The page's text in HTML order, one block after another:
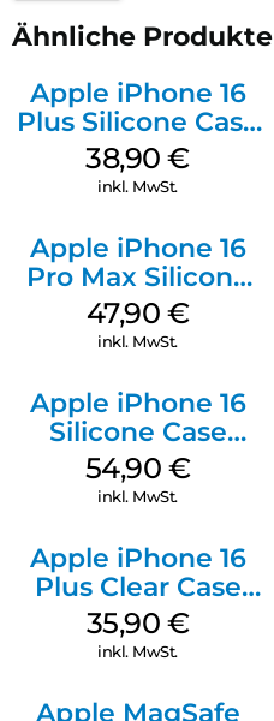
Ähnliche Produkte
Apple iPhone 16
Plus Silicone Case
MagSafe Denim
38,90€
inkl. MwSt.
Apple iPhone 16
Pro Max Silicone
Case MagSafe
Black
47,90 €
inkl. MwSt.
Apple iPhone 16
Silicone Case
MagSafe Black
54,90 €
inkl. MwSt.
Apple iPhone 16
Plus Clear Case
MagSafe
Transparent
35,90 €
inkl. MwSt.
Apple MagSafe